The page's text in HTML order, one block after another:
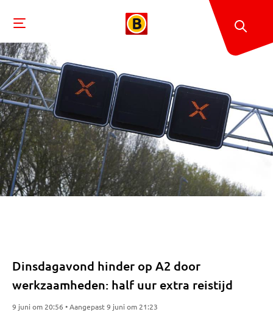
Dinsdagavond hinder op A2 door
werkzaamheden: half uur extra reistijd
9 juni om 20:56 • Aangepast 9 juni om 21:23